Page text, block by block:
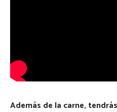
Además de la carne,